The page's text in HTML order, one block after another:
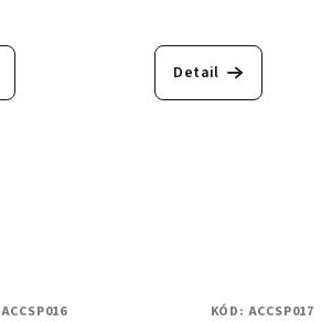
Detail
ACCSP016 KÓD: ACCSP017